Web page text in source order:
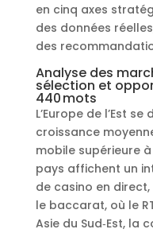
en cinq axes
des données
des
Analyse des
sélection et
440 mots
L’Europe de l’Est
croissance
mobile supérieure à
pays affichent un
de casino en
le baccarat, où le
Asie du Sud‑Est, la